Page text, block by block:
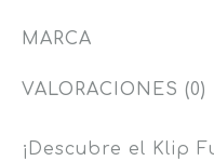
MARCA
VALORACIONES (0)
¡Descubre el Klip